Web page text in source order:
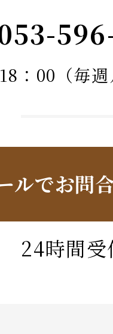
：00（毎
ルでお問
24時間受